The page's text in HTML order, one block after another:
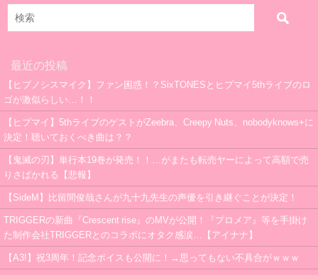
最近の投稿
【ヒプノシスマイク】ファン困惑！？SixTONESとヒプマイ5thライブのロ
ゴが激似らしい…！！
【ヒプマイ】5thライブのゲストがZeebra、Creepy Nuts、nobodyknows+に
決定！聴いておくべき曲は？？
【鬼滅の刃】単行本19巻が発売！！…がまたも転売ヤーによって高額で売
りさばかれる【悲報】
【SideM】比留間俊哉さんが九十九先生の声優を引き継ぐことが決定！
TRIGGERの新曲『Crescent rise』のMVが公開！『プロメア』等を手掛け
た制作会社TRIGGERとのコラボにオタク感涙…【アイナナ】
【A3!】祝3周年！記念ボイスも公開に！→思ってもない不具合がｗｗｗ